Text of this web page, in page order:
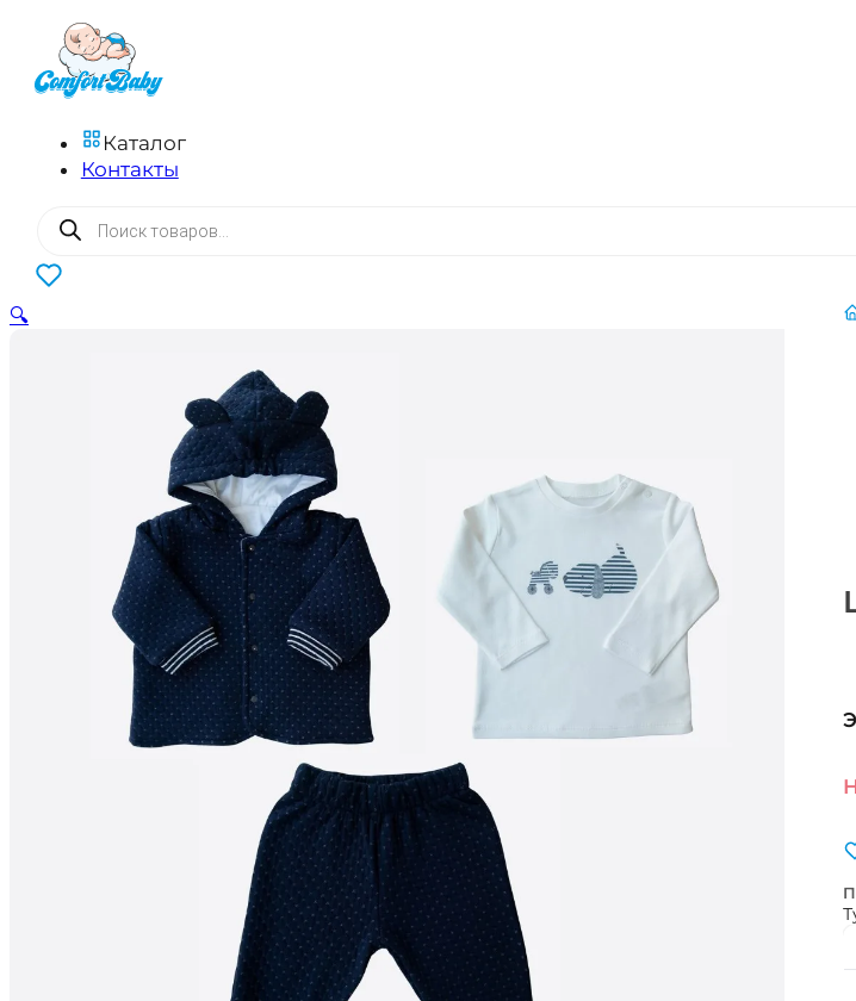
Каталог
Контакты
Поиск
товаров
0
🔍